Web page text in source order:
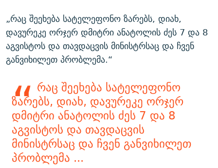
„რაც შეეხება სატელეფონო ზარებს, დიახ,
დავურეკე ორჯერ დმიტრი ანატოლის ძეს 7 და 8
აგვისტოს და თავდაცვის მინისტრსაც და ჩვენ
განვიხილეთ პრობლემა.“
რაც შეეხება სატელეფონო
ზარებს, დიახ, დავურეკე ორჯერ
დმიტრი ანატოლის ძეს 7 და 8
აგვისტოს და თავდაცვის
მინისტრსაც და ჩვენ განვიხილეთ
პრობლემა ...